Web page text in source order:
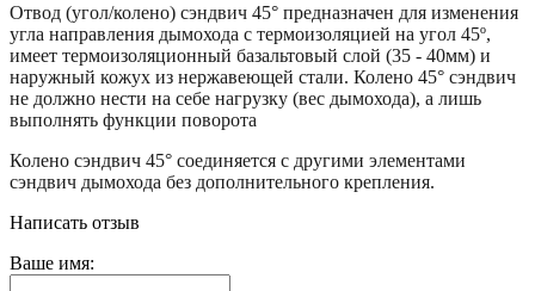
Отвод (угол/колено) сэндвич 45° предназначен для изменения
угла направления дымохода с термоизоляцией на угол 45º,
имеет термоизоляционный базальтовый слой (35 - 40мм) и
наружный кожух из нержавеющей стали. Колено 45° сэндвич
не должно нести на себе нагрузку (вес дымохода), а лишь
выполнять функции поворота
Колено сэндвич 45° соединяется с другими элементами
сэндвич дымохода без дополнительного крепления.
Написать отзыв
Ваше имя: